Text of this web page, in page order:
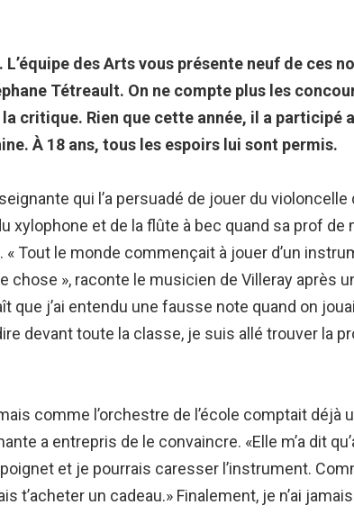
des Arts vous présente neuf de ces
Tétreault. On ne compte plus les
critique. Rien que cette année, il a participé
À 18 ans, tous les espoirs lui sont permis.
qui l’a persuadé de jouer du
xylophone et de la flûte à bec quand sa prof
Tout le monde commençait à jouer d’un
chose », raconte le musicien de Villeray après
que j’ai entendu une fausse note quand on
devant toute la classe, je suis allé trouver la
comme l’orchestre de l’école comptait déjà
a entrepris de le convaincre. «Elle m’a dit
et je pourrais caresser l’instrument.
t’acheter un cadeau.» Finalement, je n’ai